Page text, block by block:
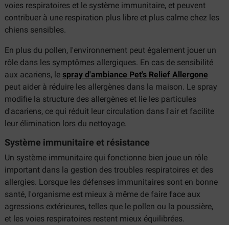
voies respiratoires et le système immunitaire, et peuvent
contribuer à une respiration plus libre et plus calme chez les
chiens sensibles.
En plus du pollen, l'environnement peut également jouer un
rôle dans les symptômes allergiques. En cas de sensibilité
aux acariens, le spray d'ambiance Pet's Relief Allergone
peut aider à réduire les allergènes dans la maison. Le spray
modifie la structure des allergènes et lie les particules
d'acariens, ce qui réduit leur circulation dans l'air et facilite
leur élimination lors du nettoyage.
Système immunitaire et résistance
Un système immunitaire qui fonctionne bien joue un rôle
important dans la gestion des troubles respiratoires et des
allergies. Lorsque les défenses immunitaires sont en bonne
santé, l'organisme est mieux à même de faire face aux
agressions extérieures, telles que le pollen ou la poussière,
et les voies respiratoires restent mieux équilibrées.